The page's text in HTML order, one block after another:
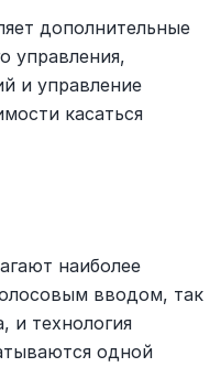
дополнительные
управления,
и управление
касаться
наиболее
вводом, так
и технология
одной